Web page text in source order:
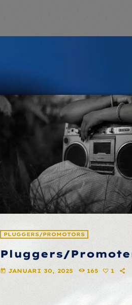
PLUGGERS/PROMOTORS
Pluggers/
today JANUARI 30, 2025 165 1